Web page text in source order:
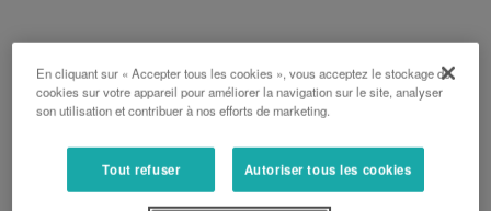
En cliquant sur « Accepter tous les cookies », vous acceptez le stockage de
cookies sur votre appareil pour améliorer la navigation sur le site, analyser
son utilisation et contribuer à nos efforts de marketing.
Tout refuser Autoriser tous les cookies